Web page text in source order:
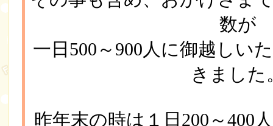
数が
一日500～900人に御越しい
きました
昨年末の時は１日200～400